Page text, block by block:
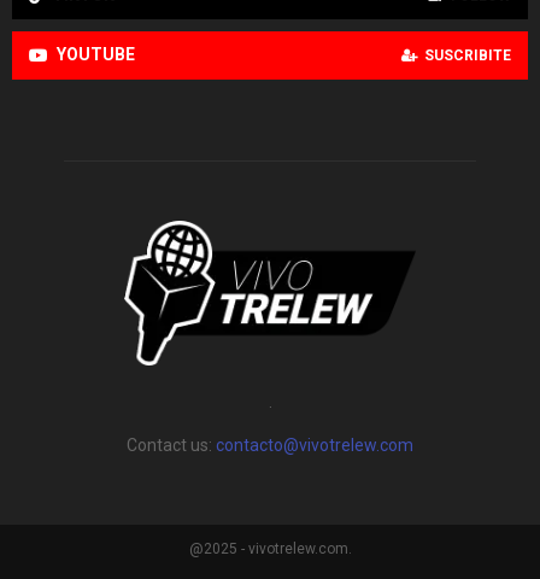
YOUTUBE SUSCRIBITE
.
Contact us: contacto@vivotrelew.com
@2025 - vivotrelew.com.